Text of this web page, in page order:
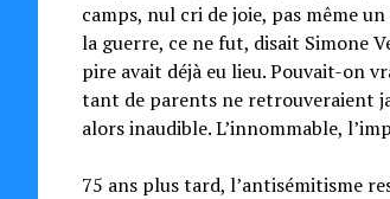
camps, nul cri de joie, pas même
la guerre, ce ne fut, disait Simone
pire avait déjà eu lieu. Pouvait-on
tant de parents ne retrouveraient
alors inaudible. L’innommable,
75 ans plus tard, l’antisémitisme